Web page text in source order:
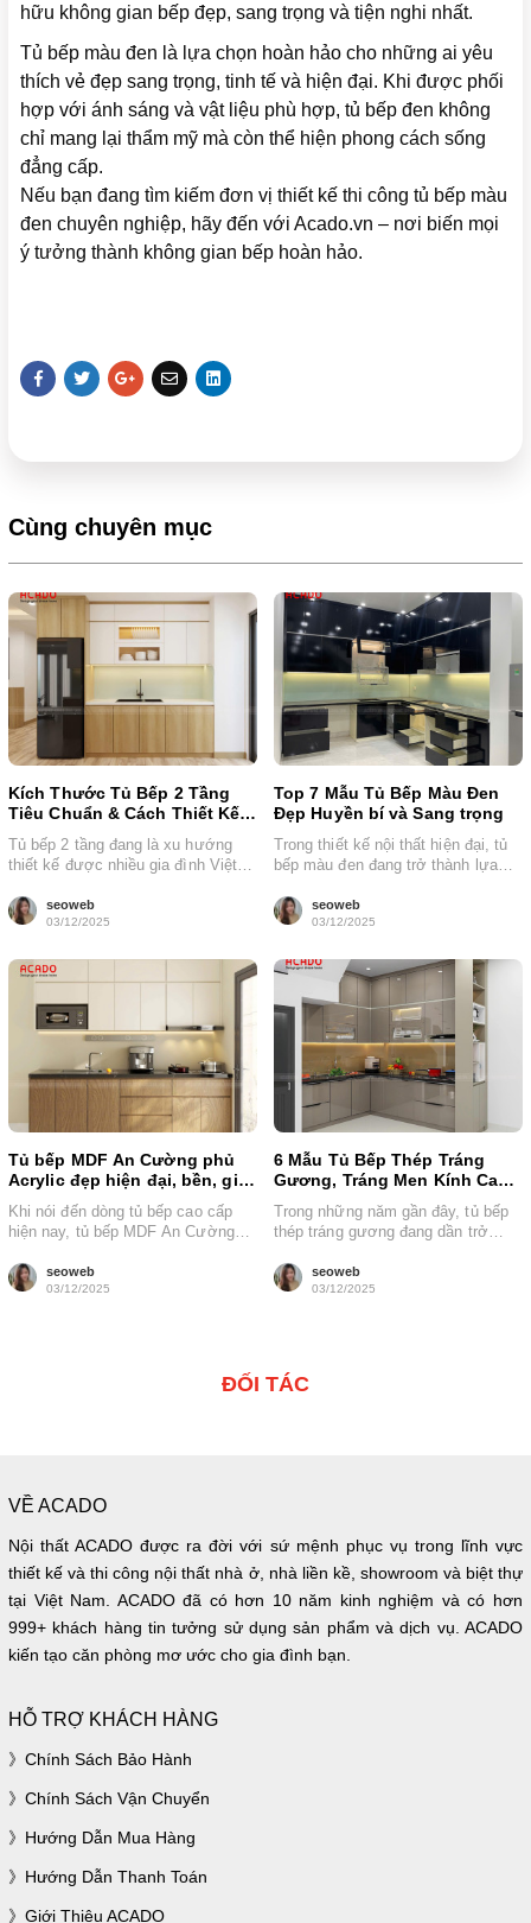
hữu không gian bếp đẹp, sang trọng và tiện nghi nhất.
Tủ bếp màu đen là lựa chọn hoàn hảo cho những ai yêu
thích vẻ đẹp sang trọng, tinh tế và hiện đại. Khi được phối
hợp với ánh sáng và vật liệu phù hợp, tủ bếp đen không
chỉ mang lại thẩm mỹ mà còn thể hiện phong cách sống
đẳng cấp.
Nếu bạn đang tìm kiếm đơn vị thiết kế thi công tủ bếp màu
đen chuyên nghiệp, hãy đến với Acado.vn – nơi biến mọi
ý tưởng thành không gian bếp hoàn hảo.
Cùng chuyên mục
Kích Thước Tủ Bếp 2 Tầng
Tiêu Chuẩn & Cách Thiết Kế
Bếp Hai Tầng Hợp Lý
Tủ bếp 2 tầng đang là xu hướng
thiết kế được nhiều gia đình Việt
seoweb
03/12/2025
Top 7 Mẫu Tủ Bếp Màu Đen
Đẹp Huyền bí và Sang trọng
Trong thiết kế nội thất hiện đại, tủ
bếp màu đen đang trở thành lựa
seoweb
03/12/2025
Tủ bếp MDF An Cường phủ
Acrylic đẹp hiện đại, bền, giá
tốt
Khi nói đến dòng tủ bếp cao cấp
hiện nay, tủ bếp MDF An Cường
seoweb
03/12/2025
6 Mẫu Tủ Bếp Thép Tráng
Gương, Tráng Men Kính Cao
Cấp, Hiện Đại nhất
Trong những năm gần đây, tủ bếp
thép tráng gương đang dần trở
seoweb
03/12/2025
ĐỐI TÁC
VỀ ACADO
Nội thất ACADO được ra đời với sứ mệnh phục vụ trong lĩnh vực
thiết kế và thi công nội thất nhà ở, nhà liền kề, showroom và biệt thự
tại Việt Nam. ACADO đã có hơn 10 năm kinh nghiệm và có hơn
999+ khách hàng tin tưởng sử dụng sản phẩm và dịch vụ. ACADO
kiến tạo căn phòng mơ ước cho gia đình bạn.
HỖ TRỢ KHÁCH HÀNG
Chính Sách Bảo Hành
Chính Sách Vận Chuyển
Hướng Dẫn Mua Hàng
Hướng Dẫn Thanh Toán
Giới Thiệu ACADO